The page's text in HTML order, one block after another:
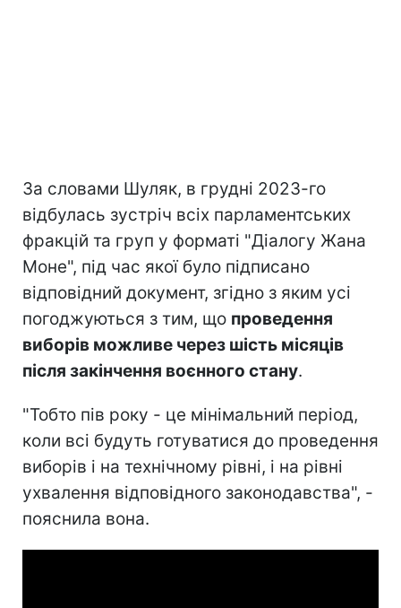
За словами Шуляк, в грудні 2023-го
відбулась зустріч всіх парламентських
фракцій та груп у форматі "Діалогу Жана
Моне", під час якої було підписано
відповідний документ, згідно з яким усі
погоджуються з тим, що проведення
виборів можливе через шість місяців
після закінчення воєнного стану.
"Тобто пів року - це мінімальний період,
коли всі будуть готуватися до проведення
виборів і на технічному рівні, і на рівні
ухвалення відповідного законодавства", -
пояснила вона.